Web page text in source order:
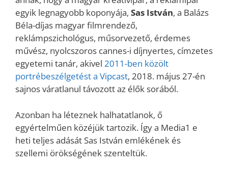
egyik legnagyobb koponyája, Sas István, a Balázs
Béla-díjas magyar filmrendező,
reklámpszichológus, műsorvezető, érdemes
művész, nyolcszoros cannes-i díjnyertes, címzetes
egyetemi tanár, akivel 2011-ben közölt
portrébeszélgetést a Vipcast, 2018. május 27-én
sajnos váratlanul távozott az élők sorából.
Azonban ha léteznek halhatatlanok, ő
egyértelműen közéjük tartozik. Így a Media1 e
heti teljes adását Sas István emlékének és
szellemi örökségének szenteltük.